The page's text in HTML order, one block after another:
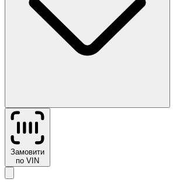
Замовити
по VIN